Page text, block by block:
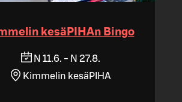
kesäPIHAn Bingo
N 11.6. - N 27.8.
Kimmelin kesäPIHA